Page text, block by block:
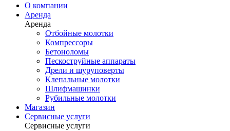
О компании
Аренда
Аренда
Отбойные молотки
Компрессоры
Бетоноломы
Пескоструйные аппараты
Дрели и шуруповерты
Клепальные молотки
Шлифмашинки
Рубильные молотки
Магазин
Сервисные услуги
Сервисные услуги